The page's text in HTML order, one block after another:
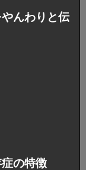
んわりと伝
の特徴